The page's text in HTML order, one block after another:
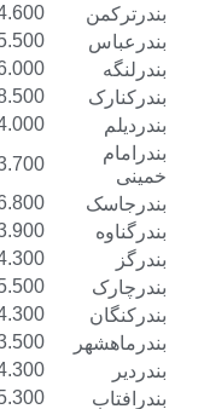
4.600
8.300
5.500
10.500
6.000
11.650
8.500
15.000
4.000
7.200
3.700
7.000
6.800
12.000
3.900
7.500
4.300
7.200
5.500
11.500
4.300
8.000
3.500
5.700
4.300
7.850
5.300
9.000